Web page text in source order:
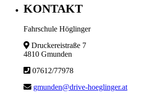
KONTAKT
Fahrschule Höglinger
Druckereistraße 7
4810 Gmunden
07612/77978
gmunden@drive-hoeglinger.at